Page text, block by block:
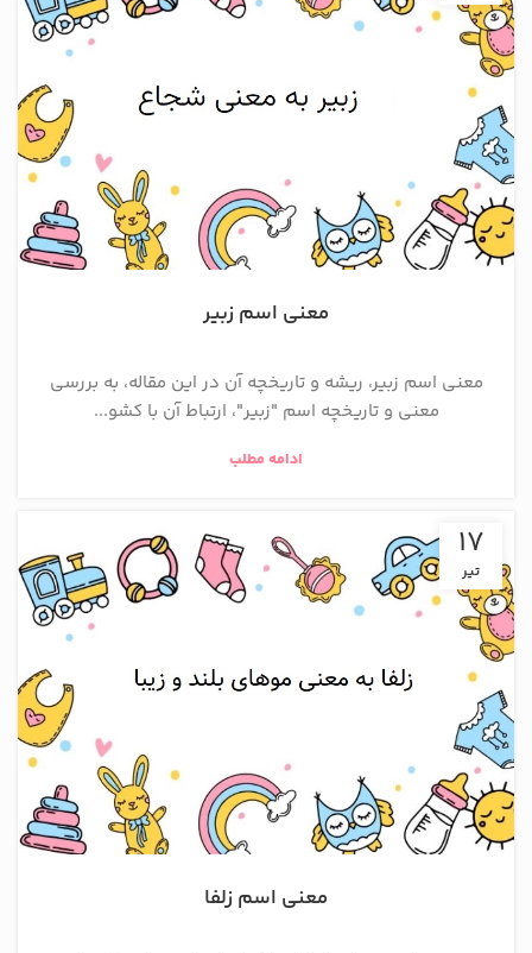
معنی اسم زبیر
معنی اسم زبیر، ریشه و تاریخچه آن در این مقاله، به بررسی
معنی و تاریخچه اسم "زبیر"، ارتباط آن با کشو...
ادامه مطلب
17
تیر
معنی اسم زلفا